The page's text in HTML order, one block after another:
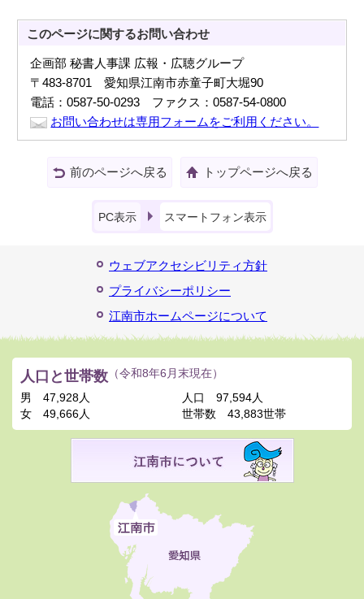
このページに関するお問い合わせ
企画部 秘書人事課 広報・広聴グループ
〒483-8701 愛知県江南市赤童子町大堀90
電話：0587-50-0293 ファクス：0587-54-0800
お問い合わせは専用フォームをご利用ください。
前のページへ戻る トップページへ戻る
PC表示 スマートフォン表示
ウェブアクセシビリティ方針
プライバシーポリシー
江南市ホームページについて
人口と世帯数 （令和8年6月末現在）
男
47,928人
女
49,666人
人口
97,594人
世帯数
43,883世帯